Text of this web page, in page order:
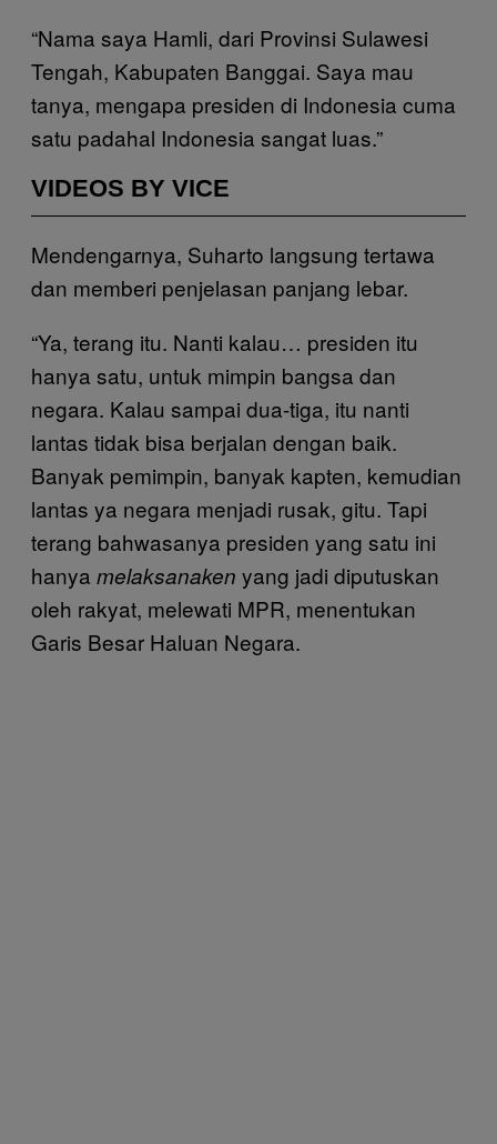
“Nama saya Hamli, dari Provinsi Sulawesi
Tengah, Kabupaten Banggai. Saya mau
tanya, mengapa presiden di Indonesia cuma
satu padahal Indonesia sangat luas.”
VIDEOS BY VICE
Mendengarnya, Suharto langsung tertawa
dan memberi penjelasan panjang lebar.
“Ya, terang itu. Nanti kalau… presiden itu
hanya satu, untuk mimpin bangsa dan
negara. Kalau sampai dua-tiga, itu nanti
lantas tidak bisa berjalan dengan baik.
Banyak pemimpin, banyak kapten, kemudian
lantas ya negara menjadi rusak, gitu. Tapi
terang bahwasanya presiden yang satu ini
hanya melaksanaken yang jadi diputuskan
oleh rakyat, melewati MPR, menentukan
Garis Besar Haluan Negara.